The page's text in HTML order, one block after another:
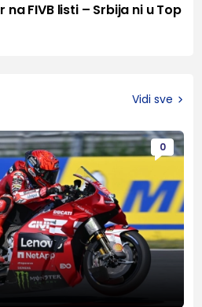
FIVB listi – Srbija ni u Top
Vidi sve
0